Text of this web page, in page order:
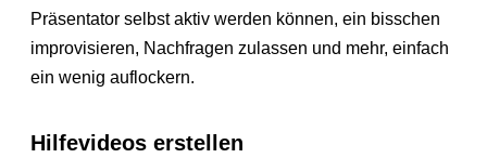
Präsentator selbst aktiv werden können, ein bisschen
improvisieren, Nachfragen zulassen und mehr, einfach
ein wenig auflockern.
Hilfevideos erstellen